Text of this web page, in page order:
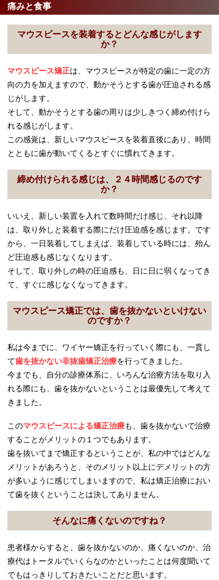
痛みと食事
マウスピースを装着するとどんな感じがします
か？
マウスピース矯正は、マウスピースが特定の歯に一定の方
向の力を加えますので、動かそうとする歯が圧迫される感
じがします。
そして、動かそうとする歯の周りは少しきつく締め付けら
れる感じがします。
この感覚は、新しいマウスピースを装着直後にあり、時間
とともに歯が動いてくるとすぐに慣れてきます。
締め付けられる感じは、２４時間感じるのです
か？
いいえ。新しい装置を入れて数時間だけ感じ、それ以降
は、取り外しと装着する際にだけ圧迫感を感じます。です
から、一日装着してしまえば、装着している時には、殆ん
ど圧迫感も感じなくなります。
そして、取り外しの時の圧迫感も、日に日に弱くなってき
て、すぐに感じなくなってきます。
マウスピース矯正では、歯を抜かないといけない
のですか？
私は今までに、ワイヤー矯正を行っていく際にも、一貫し
て歯を抜かない非抜歯矯正治療を行ってきました。
今までも、自分の診療体系に、いろんな治療方法を取り入
れる際にも、歯を抜かないということは最優先して考えて
きました。
このマウスピースによる矯正治療も、歯を抜かないで治療
することがメリットの１つでもあります。
歯を抜いてまで矯正するということが、私の中ではどんな
メリットがあろうと、そのメリット以上にデメリットの方
が多いように感じてしまいますので、私は矯正治療におい
て歯を抜くということは決してありません。
そんなに痛くないのですね？
患者様からすると、歯を抜かないのか、痛くないのか、治
療代はトータルでいくらなのかといったことは何度聞いて
でもはっきりしておきたいことだと思います。